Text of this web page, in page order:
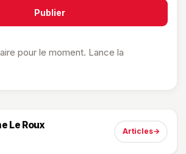
Publier
pour le moment. Lance la
Le Roux
Articles→